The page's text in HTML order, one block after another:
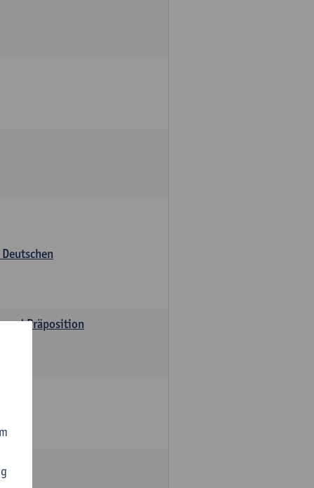
und Präposition